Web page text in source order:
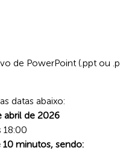
de PowerPoint (.ppt ou
datas abaixo:
abril de 2026
18:00
minutos, sendo: